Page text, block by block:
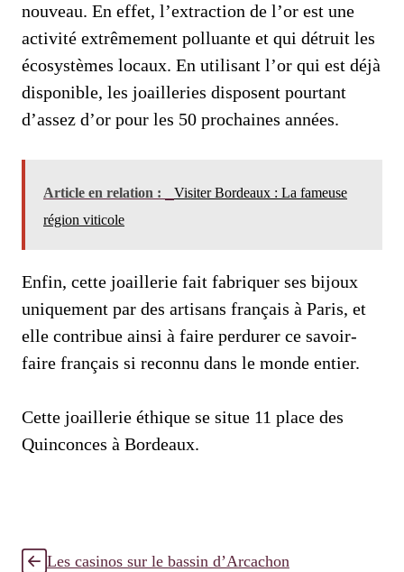
nouveau. En effet, l’extraction de l’or est une
activité extrêmement polluante et qui détruit les
écosystèmes locaux. En utilisant l’or qui est déjà
disponible, les joailleries disposent pourtant
d’assez d’or pour les 50 prochaines années.
Article en relation :
Visiter Bordeaux : La fameuse
région viticole
Enfin, cette joaillerie fait fabriquer ses bijoux
uniquement par des artisans français à Paris, et
elle contribue ainsi à faire perdurer ce savoir-
faire français si reconnu dans le monde entier.
Cette joaillerie éthique se situe 11 place des
Quinconces à Bordeaux.
Les casinos sur le bassin d’Arcachon